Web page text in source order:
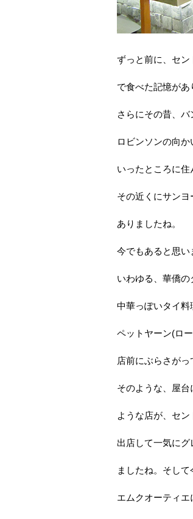
ずっと前に、セン
で食べた記憶があ
さらにその昔、
ロビンソンの向か
いったところに
その近くにサン
ありましたね。
今でもあると思い
いわゆる、華僑の
中華っぽいタイ料
ペットヤーン(ロ
店前にぶらさがっ
そのような、屋台
ような店が、セ
出店して一気にグ
ましたね。そして
エムクオーティエ